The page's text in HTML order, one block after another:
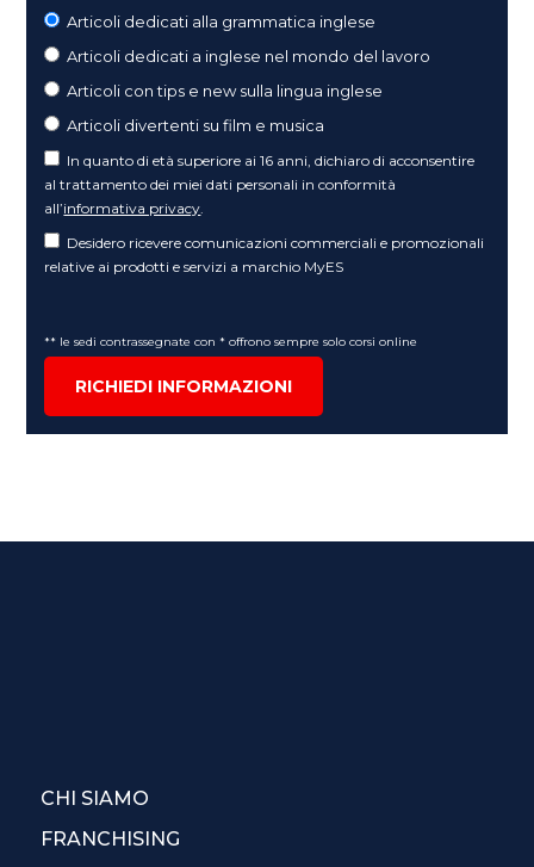
Articoli dedicati alla grammatica inglese
Articoli dedicati a inglese nel mondo del lavoro
Articoli con tips e new sulla lingua inglese
Articoli divertenti su film e musica
In quanto di età superiore ai 16 anni, dichiaro di acconsentire
al trattamento dei miei dati personali in conformità
all’informativa privacy
Desidero ricevere comunicazioni commerciali e promozionali
relative ai prodotti e servizi a marchio MyES
** le sedi contrassegnate con * offrono sempre solo corsi online
RICHIEDI INFORMAZIONI
CHI SIAMO
FRANCHISING